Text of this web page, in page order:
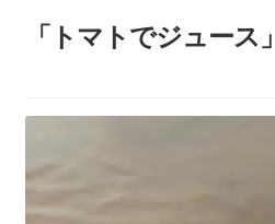
新作商品
アウトレット
聖書カバー
「トマトでジュース」